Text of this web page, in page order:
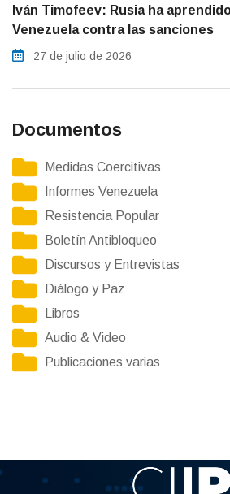
Iván Timofeev: Rusia ha
Venezuela contra las sanciones
27 de julio de 2026
Documentos
Medidas Coercitivas
Informes Venezuela
Resistencia Popular
Boletín Antibloqueo
Discursos y Entrevistas
Diálogo y Paz
Libros
Audio & Video
Publicaciones varias